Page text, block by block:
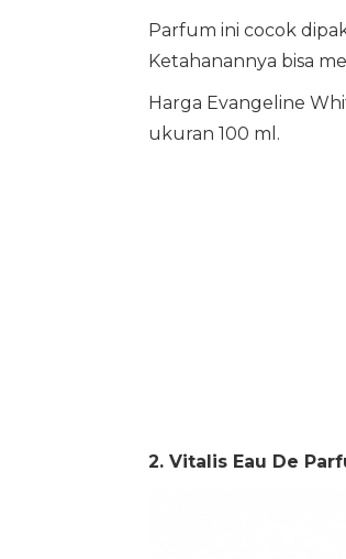
Parfum ini cocok
Ketahanannya bisa
Harga Evangeline
ukuran 100 ml.
2. Vitalis Eau De